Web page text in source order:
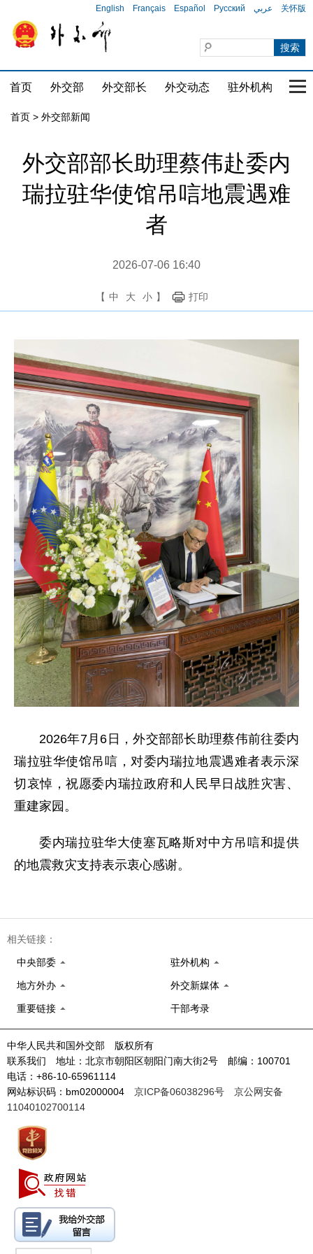
English Français Español Русский عربي 关怀版
首页 外交部 外交部长 外交动态 驻外机构 国
首页 > 外交部新闻
外交部部长助理蔡伟赴委内
瑞拉驻华使馆吊唁地震遇难
者
2026-07-06 16:40
【 中 大 小 】 打印
2026年7月6日，外交部部长助理蔡伟前往委内
瑞拉驻华使馆吊唁，对委内瑞拉地震遇难者表示深
切哀悼，祝愿委内瑞拉政府和人民早日战胜灾害、
重建家园。
委内瑞拉驻华大使塞瓦略斯对中方吊唁和提供
的地震救灾支持表示衷心感谢。
相关链接：
中央部委 驻外机构
地方外办 外交新媒体
重要链接 干部考录
中华人民共和国外交部 版权所有
联系我们 地址：北京市朝阳区朝阳门南大街2号 邮编：100701
电话：+86-10-65961114
网站标识码：bm02000004 京ICP备06038296号
京公网安备
11040102700114